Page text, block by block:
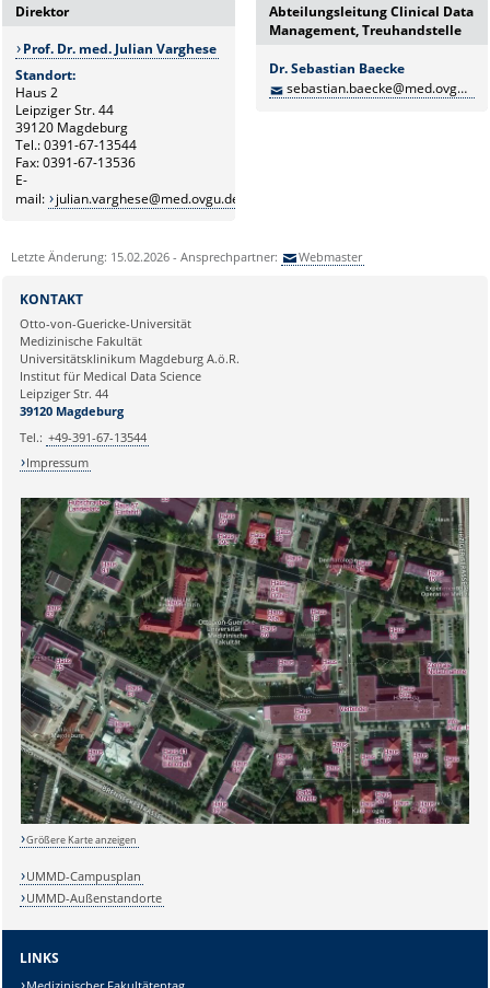
Direktor
Prof. Dr. med. Julian Varghese
Standort:
Haus 2
Leipziger Str. 44
39120 Magdeburg
Tel.: 0391-67-13544
Fax: 0391-67-13536
E-
mail:
julian.varghese@med.ovgu.de
Abteilungsleitung Clinical Data
Management, Treuhandstelle
Dr. Sebastian Baecke
sebastian.baecke@med.ovgu.de
Letzte Änderung: 15.02.2026 - Ansprechpartner: Webmaster
KONTAKT
Otto-von-Guericke-Universität
Medizinische Fakultät
Universitätsklinikum Magdeburg A.ö.R.
Institut für Medical Data Science
Leipziger Str. 44
39120 Magdeburg
Tel.: +49-391-67-13544
Impressum
Größere Karte anzeigen
UMMD-Campusplan
UMMD-Außenstandorte
LINKS